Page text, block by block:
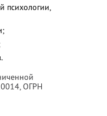
психологии,
, ОГРН